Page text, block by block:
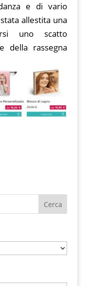
e di vario
allestita una
uno scatto
della rassegna